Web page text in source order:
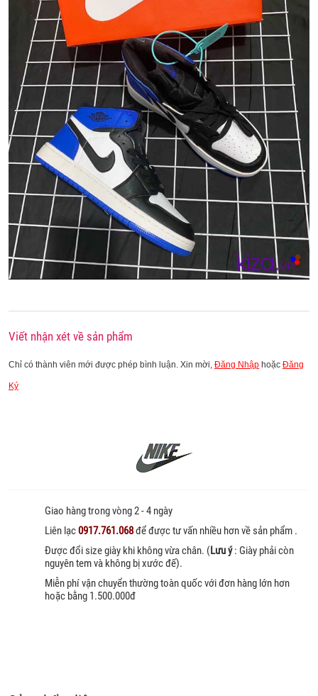
Giao hàng trong vòng 2 - 4 ngày
Liên lạc0917.761.068để được tư vấn nhiều hơn về sản phẩm .
Được đổi size giày khi không vừa chân. (Lưu ý: Giày phải còn
nguyên tem và không bị xước đế).
Miễn phí vận chuyển thường toàn quốc với đơn hàng lớn hơn
hoặc bằng 1.500.000đ
Viết nhận xét về sản phẩm
Chỉ có thành viên mới được phép bình luận. Xin mời, Đăng Nhập hoặc Đăng
Ký